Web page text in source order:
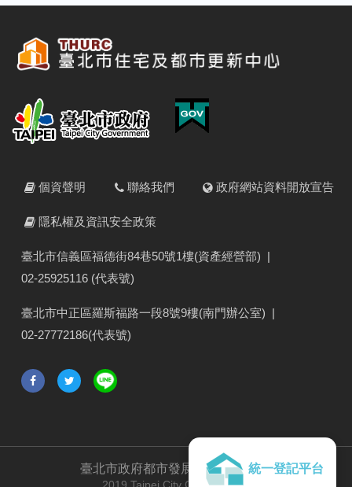
統一登記平台
個資聲明 聯絡我們 政府網站資料開放宣告
隱私權及資訊安全政策
臺北市信義區福德街84巷50號1樓(資產經營部) |
02-25925116 (代表號)
臺北市中正區羅斯福路一段8號9樓(南門辦公室) |
02-27772186(代表號)
臺北市政府都市發展局版權所有 ©